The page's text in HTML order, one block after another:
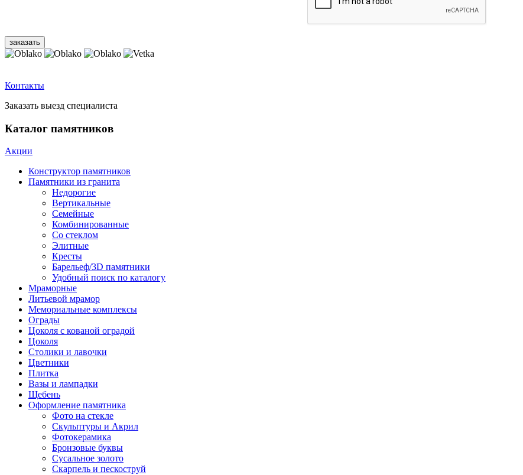
Контакты
Заказать выезд специалиста
Каталог памятников
Акции
Конструктор памятников
Памятники из гранита
Недорогие
Вертикальные
Семейные
Комбинированные
Со стеклом
Элитные
Кресты
Барельеф/3D памятники
Удобный поиск по каталогу
Мраморные
Литьевой мрамор
Мемориальные комплексы
Ограды
Цоколя с кованой оградой
Цоколя
Столики и лавочки
Цветники
Плитка
Вазы и лампадки
Щебень
Оформление памятника
Фото на стекле
Скульптуры и Акрил
Фотокерамика
Бронзовые буквы
Сусальное золото
Скарпель и пескоструй